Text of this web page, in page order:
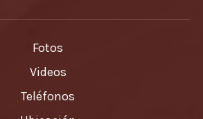
Fotos
Videos
Teléfonos